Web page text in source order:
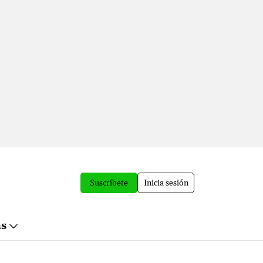
Suscríbete Inicia sesión